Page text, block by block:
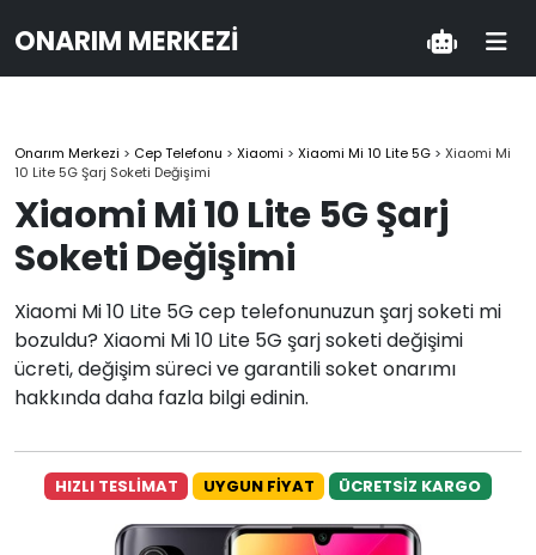
ONARIM MERKEZI
Onarım Merkezi > Cep Telefonu > Xiaomi > Xiaomi Mi 10 Lite 5G > Xiaomi Mi
10 Lite 5G Şarj Soketi Değişimi
Xiaomi Mi 10 Lite 5G Şarj
Soketi Değişimi
Xiaomi Mi 10 Lite 5G cep telefonunuzun şarj soketi mi
bozuldu? Xiaomi Mi 10 Lite 5G şarj soketi değişimi
ücreti, değişim süreci ve garantili soket onarımı
hakkında daha fazla bilgi edinin.
HIZLI TESLİMAT UYGUN FİYAT ÜCRETSİZ KARGO